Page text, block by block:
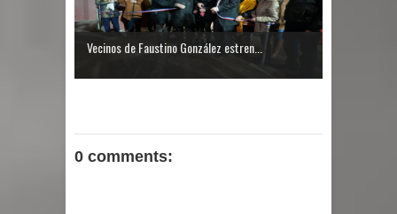
Vecinos de Faustino González estren...
0 comments: